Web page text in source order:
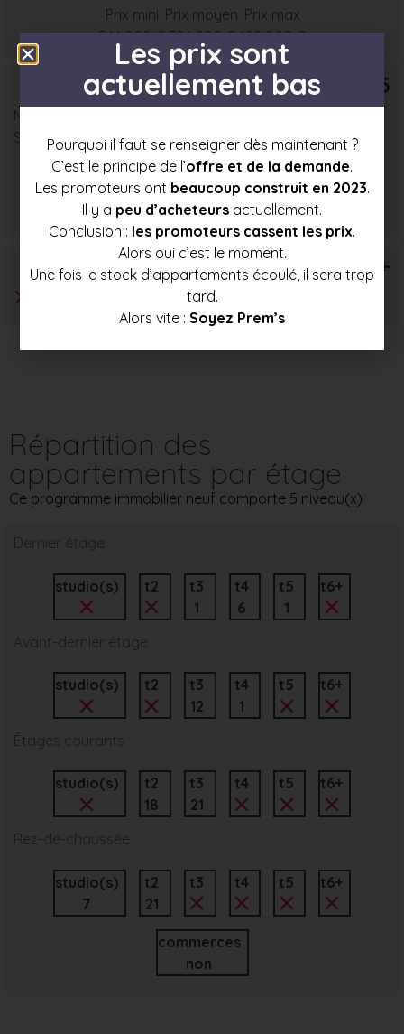
Prix mini
544 000 €
Prix moyen
586 000 €
Prix max
628 000 €
T5
Nombre : 1
Surface moyenne : 85 m²
Prix mini
611 500 €
Prix moyen
648 500 €
Prix max
685 000 €
T6+
Répartition des
appartements par étage
Ce programme immobilier neuf comporte 5 niveau(x)
Dernier étage
studio(s) t2
t3
1
t4
6
t5
1
t6+
Avant-dernier étage
studio(s) t2
t3
12
t4
1
t5 t6+
Étages courants
studio(s)
t2
18
t3
21
t4 t5 t6+
Rez-de-chaussée
studio(s)
7
t2
21
t3 t4 t5 t6+
commerces
non
Les prix sont
actuellement bas
Pourquoi il faut se renseigner dès maintenant ?
C’est le principe de l’offre et de la demande.
Les promoteurs ont beaucoup construit en 2023.
Il y a peu d’acheteurs actuellement.
Conclusion : les promoteurs cassent les prix.
Alors oui c’est le moment.
Une fois le stock d’appartements écoulé, il sera trop
tard.
Alors vite : Soyez Prem’s